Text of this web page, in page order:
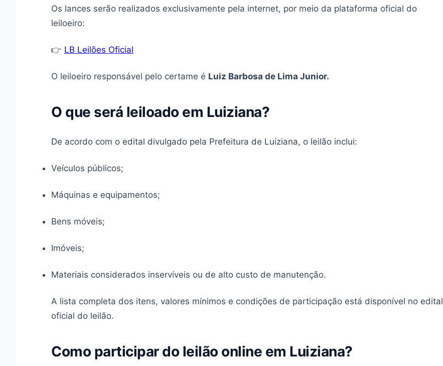
Os lances serão realizados exclusivamente pela internet, por meio da plataforma oficial do
leiloeiro:
👉 LB Leilões Oficial
O leiloeiro responsável pelo certame é Luiz Barbosa de Lima Junior.
O que será leiloado em Luiziana?
De acordo com o edital divulgado pela Prefeitura de Luiziana, o leilão inclui:
Veículos públicos;
Máquinas e equipamentos;
Bens móveis;
Imóveis;
Materiais considerados inservíveis ou de alto custo de manutenção.
A lista completa dos itens, valores mínimos e condições de participação está disponível no edital
oficial do leilão.
Como participar do leilão online em Luiziana?